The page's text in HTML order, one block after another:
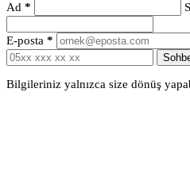
Ad *
E-posta *
Bilgileriniz yalnızca size dönüş